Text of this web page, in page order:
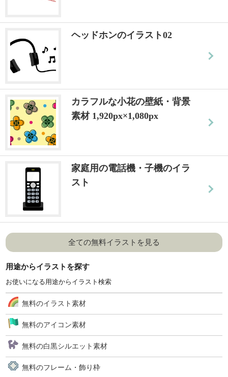
ヘッドホンのイラスト02
カラフルな小花の壁紙・背景
素材 1,920px×1,080px
家庭用の電話機・子機のイラ
スト
全ての無料イラストを見る
用途からイラストを探す
お使いになる用途からイラスト検索
無料のイラスト素材
無料のアイコン素材
無料の白黒シルエット素材
無料のフレーム・飾り枠